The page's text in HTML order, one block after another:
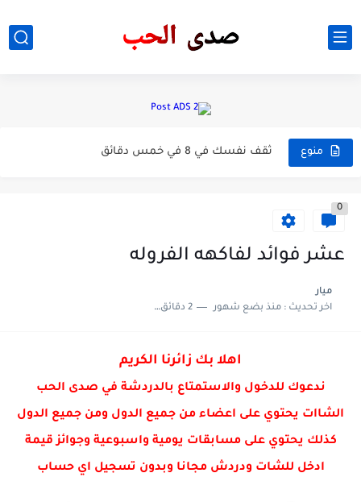
منوع
احلى مقاطع حب قصيره
ثقف نفسك في 8 في خمس دقائق
0
عشر فوائد لفاكهه الفروله
ميار
اخر تحديث :منذ بضع شهور 2 دقائق للقراءة
اهلا بك زائرنا الكريم
ندعوك للدخول والاستمتاع بالدردشة في صدى الحب
الشاات يحتوي على اعضاء من جميع الدول ومن جميع الدول
كذلك يحتوي على مسابقات يومية واسبوعية وجوائز قيمة
ادخل للشات ودردش مجانا وبدون تسجيل اي حساب